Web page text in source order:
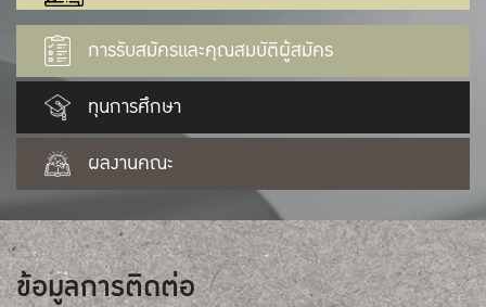
การรับสมัครและคุณสมบัติผู้สมัคร
ทุนการศึกษา
ผลงานคณะ
ข้อมูลการติดต่อ